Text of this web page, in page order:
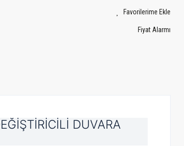
Fiyat Alarmı
DUVARA